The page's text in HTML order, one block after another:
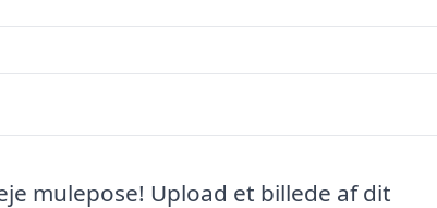
mulepose! Upload et billede af dit